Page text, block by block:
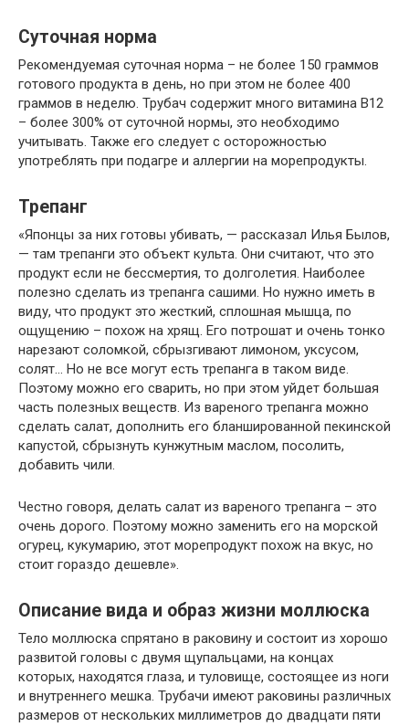
Суточная норма
Рекомендуемая суточная норма – не более 150 граммов
готового продукта в день, но при этом не более 400
граммов в неделю. Трубач содержит много витамина B12
– более 300% от суточной нормы, это необходимо
учитывать. Также его следует с осторожностью
употреблять при подагре и аллергии на морепродукты.
Трепанг
«Японцы за них готовы убивать, — рассказал Илья Былов,
— там трепанги это объект культа. Они считают, что это
продукт если не бессмертия, то долголетия. Наиболее
полезно сделать из трепанга сашими. Но нужно иметь в
виду, что продукт это жесткий, сплошная мышца, по
ощущению – похож на хрящ. Его потрошат и очень тонко
нарезают соломкой, сбрызгивают лимоном, уксусом,
солят… Но не все могут есть трепанга в таком виде.
Поэтому можно его сварить, но при этом уйдет большая
часть полезных веществ. Из вареного трепанга можно
сделать салат, дополнить его бланшированной пекинской
капустой, сбрызнуть кунжутным маслом, посолить,
добавить чили.
Честно говоря, делать салат из вареного трепанга – это
очень дорого. Поэтому можно заменить его на морской
огурец, кукумарию, этот морепродукт похож на вкус, но
стоит гораздо дешевле».
Описание вида и образ жизни моллюска
Тело моллюска спрятано в раковину и состоит из хорошо
развитой головы с двумя щупальцами, на концах
которых, находятся глаза, и туловище, состоящее из ноги
и внутреннего мешка. Трубачи имеют раковины различных
размеров от нескольких миллиметров до двадцати пяти